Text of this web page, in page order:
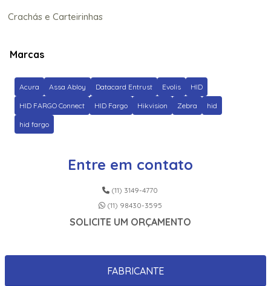
Crachás e Carteirinhas
Marcas
Acura Assa Abloy Datacard Entrust Evolis HID
HID FARGO Connect HID Fargo Hikvision Zebra hid
hid fargo
Entre em contato
(11) 3149-4770
(11) 98430-3595
SOLICITE UM ORÇAMENTO
FABRICANTE